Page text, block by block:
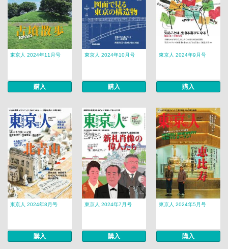
東京人 2024年11月号
購入
東京人 2024年10月号
購入
東京人 2024年9月号
購入
東京人 2024年8月号
購入
東京人 2024年7月号
購入
東京人 2024年5月号
購入